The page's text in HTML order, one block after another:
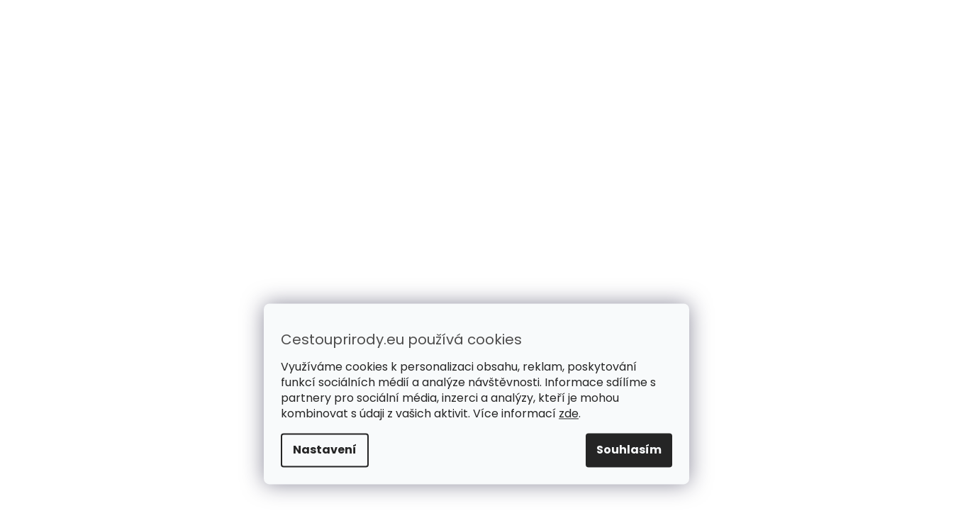
Cestouprirody.eu používá cookies
Využíváme cookies k personalizaci obsahu, reklam, poskytování
funkcí sociálních médií a analýze návštěvnosti. Informace sdílíme s
partnery pro sociální média, inzerci a analýzy, kteří je mohou
kombinovat s údaji z vašich aktivit. Více informací zde.
Nastavení Souhlasím